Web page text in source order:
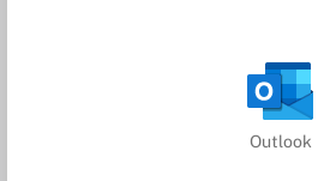
Outlook